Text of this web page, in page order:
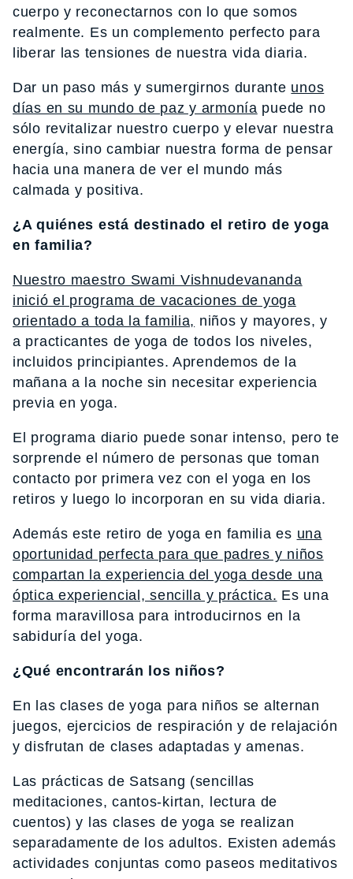
cuerpo y reconectarnos con lo que somos
realmente. Es un complemento perfecto para
liberar las tensiones de nuestra vida diaria.
Dar un paso más y sumergirnos durante unos
días en su mundo de paz y armonía puede no
sólo revitalizar nuestro cuerpo y elevar nuestra
energía, sino cambiar nuestra forma de pensar
hacia una manera de ver el mundo más
calmada y positiva.
¿A quiénes está destinado el retiro de yoga
en familia?
Nuestro maestro Swami Vishnudevananda
inició el programa de vacaciones de yoga
orientado a toda la familia, niños y mayores, y
a practicantes de yoga de todos los niveles,
incluidos principiantes. Aprendemos de la
mañana a la noche sin necesitar experiencia
previa en yoga.
El programa diario puede sonar intenso, pero te
sorprende el número de personas que toman
contacto por primera vez con el yoga en los
retiros y luego lo incorporan en su vida diaria.
Además este retiro de yoga en familia es una
oportunidad perfecta para que padres y niños
compartan la experiencia del yoga desde una
óptica experiencial, sencilla y práctica. Es una
forma maravillosa para introducirnos en la
sabiduría del yoga.
¿Qué encontrarán los niños?
En las clases de yoga para niños se alternan
juegos, ejercicios de respiración y de relajación
y disfrutan de clases adaptadas y amenas.
Las prácticas de Satsang (sencillas
meditaciones, cantos-kirtan, lectura de
cuentos) y las clases de yoga se realizan
separadamente de los adultos. Existen además
actividades conjuntas como paseos meditativos